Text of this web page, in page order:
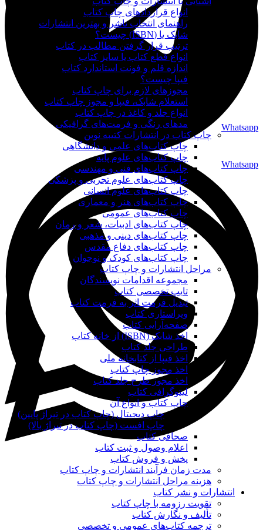
Whatsapp
Whatsapp
انواع قراردادهای چاپ کتاب
راهنمای انتخاب ناشر و بهترین انتشارات
شابک یا (ISBN) چیست؟
ترتیب قرار گرفتن مطالب در کتاب
انواع قطع کتاب یا سایز کتاب
اندازه قلم و فونت استاندارد کتاب
فیپا چیست؟
مجوزهای لازم برای چاپ کتاب
استعلام شابک، فیپا و مجوز چاپ کتاب
انواع جلد و کاغذ در چاپ کتاب
مدهای رنگی و فرمت‌های گرافیکی
چاپ کتاب در انتشارات کتیبه نوین
چاپ کتاب‌های علمی و دانشگاهی
چاپ کتاب‌های علوم پایه
چاپ کتاب‌های فنی و مهندسی
چاپ کتاب‌های علوم تجربی و پزشکی
چاپ کتاب‌های علوم انسانی
چاپ کتاب‌های هنر و معماری
چاپ کتاب‌های عمومی
چاپ کتاب‌های ادبیات، شعر و رمان
چاپ کتاب‌های دینی و مذهبی
چاپ کتاب‌های دفاع مقدس
چاپ کتاب‌های کودک و نوجوان
مراحل انتشارات و چاپ کتاب
مجموعه اقدامات نویسندگان
تایپ تخصصی کتاب
تبدیل فرمت اثر به فرمت کتاب
ویراستاری کتاب
صفحه‌آرایی کتاب
اخذ شابک (ISBN) از خانه کتاب
طراحی جلد کتاب
اخذ فیپا از کتابخانه ملی
اخذ مجوز چاپ کتاب
اخذ مجوز طرح جلد کتاب
لیتوگرافی کتاب
چاپ کتاب و انواع آن
چاپ دیجیتال (چاپ کتاب در تیراژ پایین)
چاپ افست (چاپ کتاب در تیراژ بالا)
صحافی کتاب
اعلام وصول و ثبت کتاب
پخش و فروش کتاب
مدت زمان فرآیند انتشارات و چاپ کتاب
هزینه مراحل انتشارات و چاپ کتاب
انتشارات و نشر کتاب
تقویت رزومه با چاپ کتاب
تألیف و نگارش کتاب
ترجمه کتاب‌های عمومی و تخصصی